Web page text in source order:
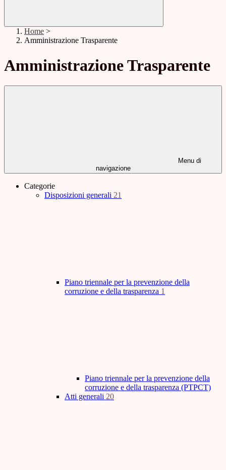
Home >
Amministrazione Trasparente
Amministrazione Trasparente
Menu di
navigazione
Categorie
Disposizioni generali 21
Piano triennale per la prevenzione della
corruzione e della trasparenza 1
Piano triennale per la prevenzione della
corruzione e della trasparenza (PTPCT)
Atti generali 20